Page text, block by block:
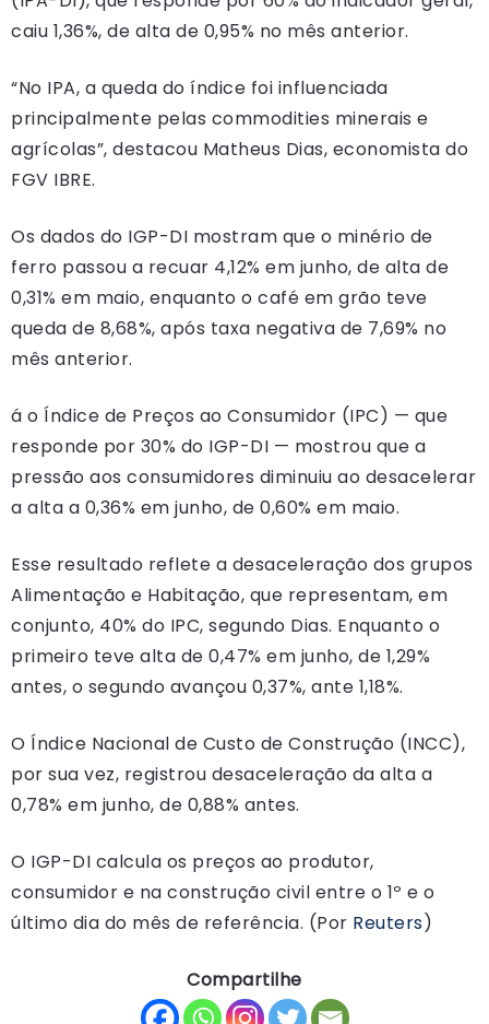
caiu 1,36%, de alta de 0,95% no mês anterior.
“No IPA, a queda do índice foi influenciada
principalmente pelas commodities minerais e
agrícolas”, destacou Matheus Dias, economista do
FGV IBRE.
Os dados do IGP-DI mostram que o minério de
ferro passou a recuar 4,12% em junho, de alta de
0,31% em maio, enquanto o café em grão teve
queda de 8,68%, após taxa negativa de 7,69% no
mês anterior.
á o Índice de Preços ao Consumidor (IPC) — que
responde por 30% do IGP-DI — mostrou que a
pressão aos consumidores diminuiu ao desacelerar
a alta a 0,36% em junho, de 0,60% em maio.
Esse resultado reflete a desaceleração dos grupos
Alimentação e Habitação, que representam, em
conjunto, 40% do IPC, segundo Dias. Enquanto o
primeiro teve alta de 0,47% em junho, de 1,29%
antes, o segundo avançou 0,37%, ante 1,18%.
O Índice Nacional de Custo de Construção (INCC),
por sua vez, registrou desaceleração da alta a
0,78% em junho, de 0,88% antes.
O IGP-DI calcula os preços ao produtor,
consumidor e na construção civil entre o 1º e o
último dia do mês de referência. (Por Reuters)
Compartilhe